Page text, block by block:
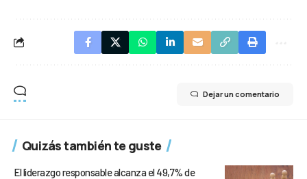
Dejar un comentario
Quizás también te guste
El liderazgo responsable alcanza el 49,7% de